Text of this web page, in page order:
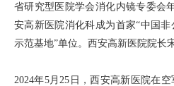
省研究型医院学会消化内镜专委会
安高新医院消化科成为首家“中国
示范基地”单位。西安高新医院院长
2024年5月25日，西安高新医院在